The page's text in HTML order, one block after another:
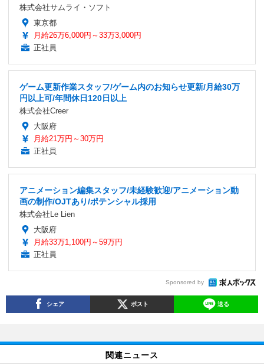
株式会社サムライ・ソフト
東京都
月給26万6,000円～33万3,000円
正社員
ゲーム更新作業スタッフ/ゲーム内のお知らせ更新/月給30万
円以上可/年間休日120日以上
株式会社Creer
大阪府
月給21万円～30万円
正社員
アニメーション編集スタッフ/未経験歓迎/アニメーション動
画の制作/OJTあり/ポテンシャル採用
株式会社Le Lien
大阪府
月給33万1,100円～59万円
正社員
Sponsored by
シェア ポスト 送る
関連ニュース